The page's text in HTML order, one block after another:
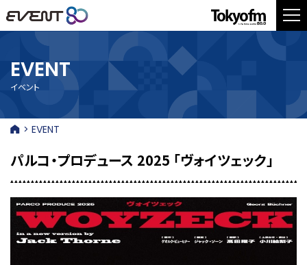
EVENT
イベント
> EVENT
パルコ・プロデュース 2025 「ヴォイツェック」